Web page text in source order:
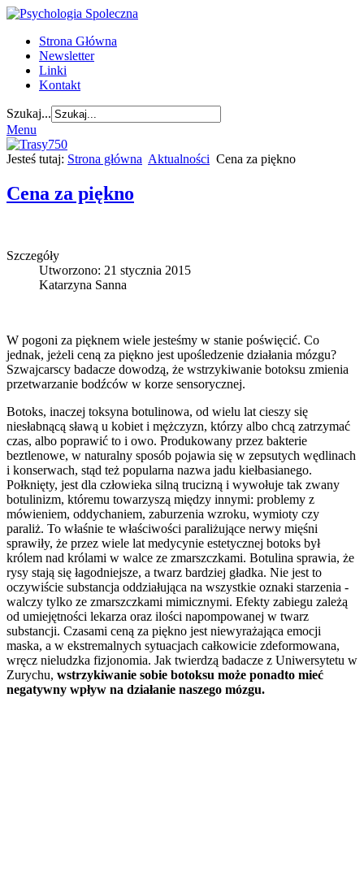
Strona Główna
Newsletter
Linki
Kontakt
Szukaj...
Menu
Jesteś tutaj: Strona główna Aktualności Cena za piękno
Cena za piękno
Szczegóły
Utworzono: 21 stycznia 2015
Katarzyna Sanna
W pogoni za pięknem wiele jesteśmy w stanie poświęcić. Co
jednak, jeżeli ceną za piękno jest upośledzenie działania mózgu?
Szwajcarscy badacze dowodzą, że wstrzykiwanie botoksu zmienia
przetwarzanie bodźców w korze sensorycznej.
Botoks, inaczej toksyna botulinowa, od wielu lat cieszy się
niesłabnącą sławą u kobiet i mężczyzn, którzy albo chcą zatrzymać
czas, albo poprawić to i owo. Produkowany przez bakterie
beztlenowe, w naturalny sposób pojawia się w zepsutych wędlinach
i konserwach, stąd też popularna nazwa jadu kiełbasianego.
Połknięty, jest dla człowieka silną trucizną i wywołuje tak zwany
botulinizm, któremu towarzyszą między innymi: problemy z
mówieniem, oddychaniem, zaburzenia wzroku, wymioty czy
paraliż. To właśnie te właściwości paraliżujące nerwy mięśni
sprawiły, że przez wiele lat medycynie estetycznej botoks był
królem nad królami w walce ze zmarszczkami. Botulina sprawia, że
rysy stają się łagodniejsze, a twarz bardziej gładka. Nie jest to
oczywiście substancja oddziałująca na wszystkie oznaki starzenia -
walczy tylko ze zmarszczkami mimicznymi. Efekty zabiegu zależą
od umiejętności lekarza oraz ilości napompowanej w twarz
substancji. Czasami ceną za piękno jest niewyrażająca emocji
maska, a w ekstremalnych sytuacjach całkowicie zdeformowana,
wręcz nieludzka fizjonomia. Jak twierdzą badacze z Uniwersytetu w
Zurychu, wstrzykiwanie sobie botoksu może ponadto mieć
negatywny wpływ na działanie naszego mózgu.